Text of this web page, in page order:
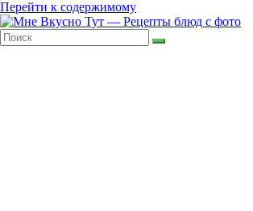
Перейти к содержимому